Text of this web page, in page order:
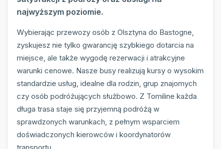
najwyższym poziomie.
Wybierając przewozy osób z Olsztyna do Bastogne,
zyskujesz nie tylko gwarancję szybkiego dotarcia na
miejsce, ale także wygodę rezerwacji i atrakcyjne
warunki cenowe. Nasze busy realizują kursy o wysokim
standardzie usług, idealne dla rodzin, grup znajomych
czy osób podróżujących służbowo. Z Tomiline każda
długa trasa staje się przyjemną podróżą w
sprawdzonych warunkach, z pełnym wsparciem
doświadczonych kierowców i koordynatorów